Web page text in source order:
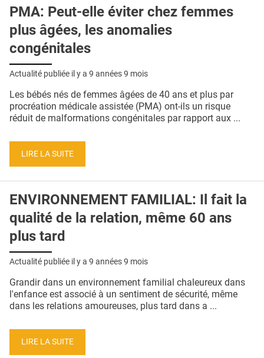
PMA: Peut-elle éviter chez femmes
plus âgées, les anomalies
congénitales
Actualité publiée il y a 9 années 9 mois
Les bébés nés de femmes âgées de 40 ans et plus par
procréation médicale assistée (PMA) ont-ils un risque
réduit de malformations congénitales par rapport aux ...
LIRE LA SUITE
ENVIRONNEMENT FAMILIAL: Il fait la
qualité de la relation, même 60 ans
plus tard
Actualité publiée il y a 9 années 9 mois
Grandir dans un environnement familial chaleureux dans
l'enfance est associé à un sentiment de sécurité, même
dans les relations amoureuses, plus tard dans a ...
LIRE LA SUITE